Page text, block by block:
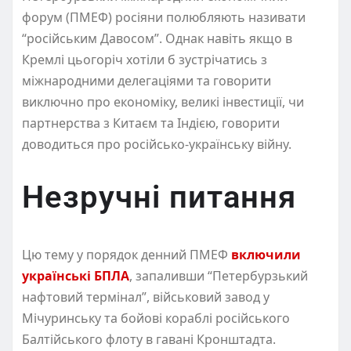
форум (ПМЕФ) росіяни полюбляють називати
“російським Давосом”. Однак навіть якщо в
Кремлі цьогоріч хотіли б зустрічатись з
міжнародними делегаціями та говорити
виключно про економіку, великі інвестиції, чи
партнерства з Китаєм та Індією, говорити
доводиться про російсько-українську війну.
Незручні питання
Цю тему у порядок денний ПМЕФ включили
українські БПЛА, запаливши “Петербурзький
нафтовий термінал”, військовий завод у
Мічуринську та бойові кораблі російського
Балтійського флоту в гавані Кронштадта.